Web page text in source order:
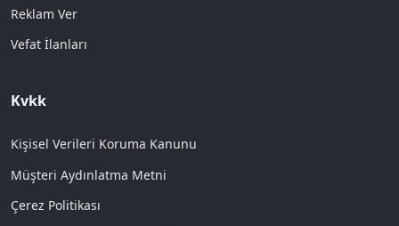
Reklam Ver
Vefat İlanları
Kvkk
Kişisel Verileri Koruma Kanunu
Müşteri Aydınlatma Metni
Çerez Politikası